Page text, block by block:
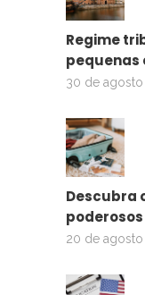
Regime
pequenas
30 de
Descubra
20 de